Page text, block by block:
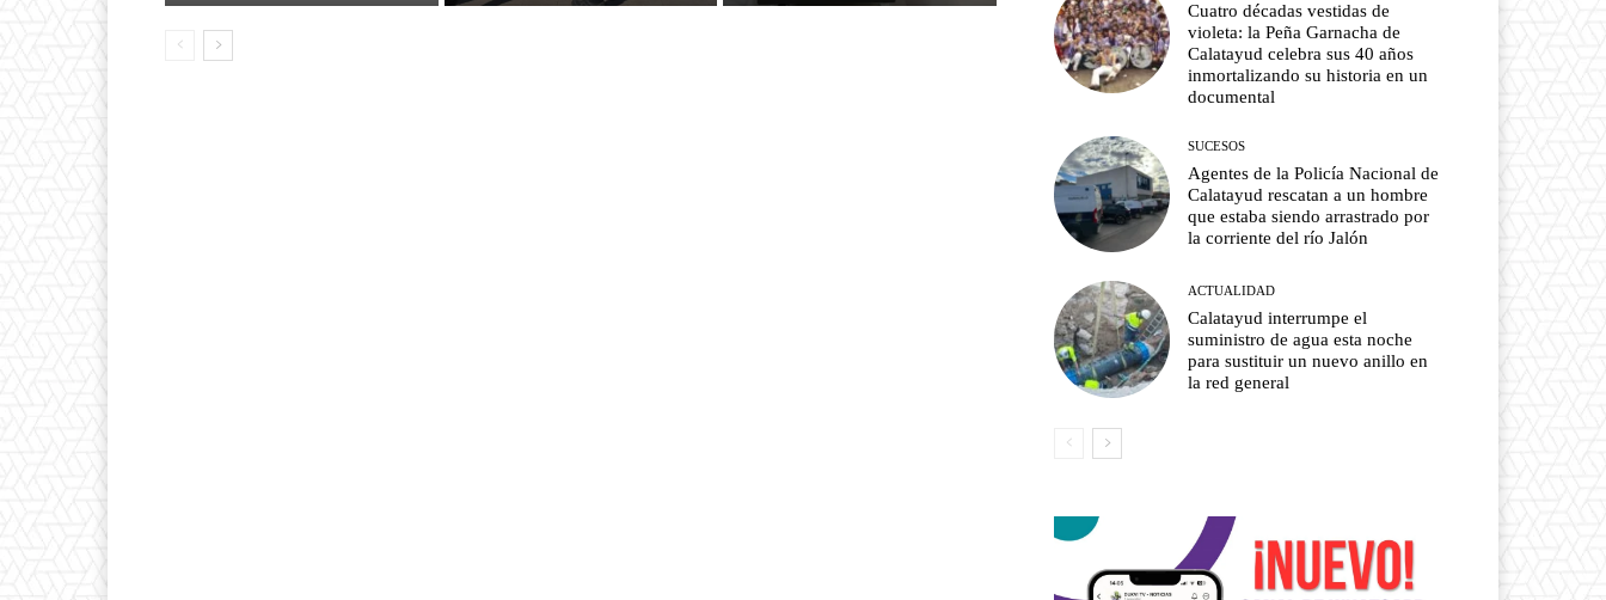
Cuatro décadas vestidas de
violeta: la Peña Garnacha de
Calatayud celebra sus 40 años
inmortalizando su historia en un
documental
SUCESOS
Agentes de la Policía Nacional de
Calatayud rescatan a un hombre
que estaba siendo arrastrado por
la corriente del río Jalón
ACTUALIDAD
Calatayud interrumpe el
suministro de agua esta noche
para sustituir un nuevo anillo en
la red general